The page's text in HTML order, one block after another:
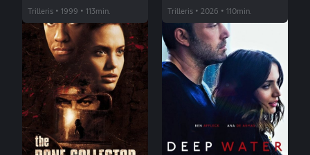
Trilleris • 1999 • 113min. Trilleris • 2026 • 110min.